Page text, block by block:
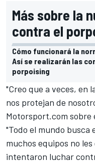
Más sobre la
contra el
Cómo funcionará la
Así se realizarán las
porpoising
"Creo que a veces, en
nos protejan de
Motorsport.com sobre
"Todo el mundo busca
muchos equipos no
intentaron luchar